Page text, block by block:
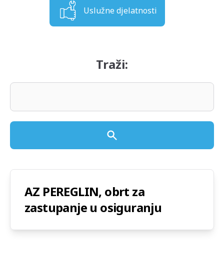
Uslužne djelatnosti
Traži:
AZ PEREGLIN, obrt za
zastupanje u osiguranju